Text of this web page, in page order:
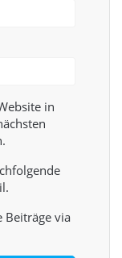
in
Beiträge via